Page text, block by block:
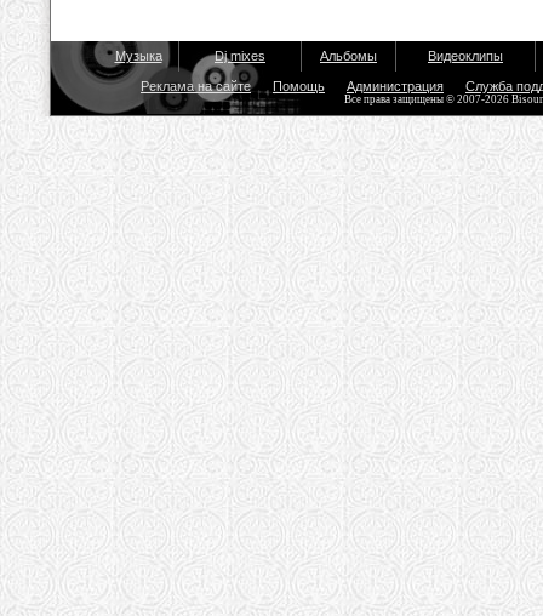
Музыка Dj mixes Альбомы Видеоклипы
Реклама на сайте Помощь Администрация Служба
Все права защищены © 2007-2026